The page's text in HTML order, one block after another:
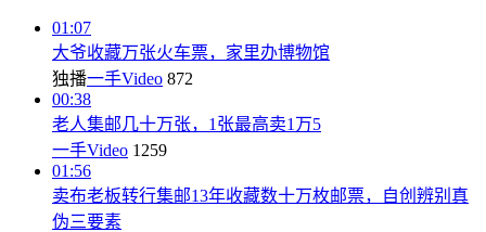
01:07
大爷收藏万张火车票，家里办博物馆
独播一手Video 872
00:38
老人集邮几十万张，1张最高卖1万5
一手Video 1259
01:56
卖布老板转行集邮13年收藏数十万枚邮票，自创辨别真
伪三要素